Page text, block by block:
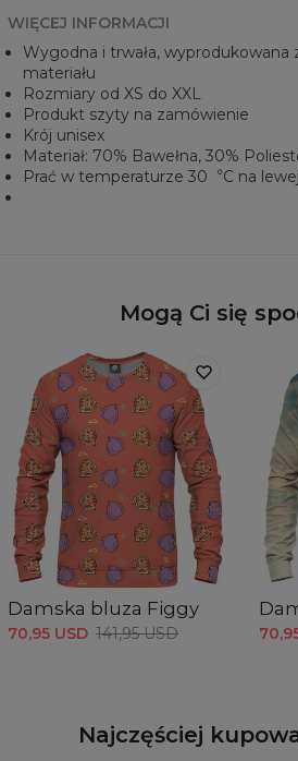
WIĘCEJ INFORMACJI
Wygodna i trwała, wyprodukowana
materiału
Rozmiary od XS do XXL
Produkt szyty na zamówienie
Krój unisex
Materiał: 70% Bawełna, 30%
Prać w temperaturze 30︒C na
Mogą Ci się
Damska bluza Figgy
70,95 USD 141,95 USD
Najczęściej